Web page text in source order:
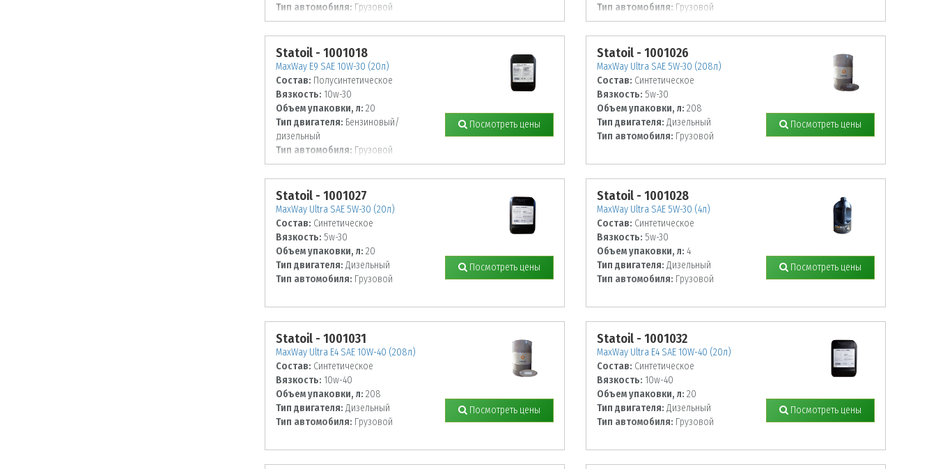
Тип автомобиля: Грузовой
Тип автомобиля: Грузовой
Statoil - 1001018
MaxWay E9 SAE 10W-30 (20л)
Состав: Полусинтетическое
Вязкость: 10w-30
Объем упаковки, л: 20
Тип двигателя: Бензиновый/
дизельный
Тип автомобиля: Грузовой
Посмотреть цены
Statoil - 1001026
MaxWay Ultra SAE 5W-30 (208л)
Состав: Синтетическое
Вязкость: 5w-30
Объем упаковки, л: 208
Тип двигателя: Дизельный
Тип автомобиля: Грузовой
Посмотреть цены
Statoil - 1001027
MaxWay Ultra SAE 5W-30 (20л)
Состав: Синтетическое
Вязкость: 5w-30
Объем упаковки, л: 20
Тип двигателя: Дизельный
Тип автомобиля: Грузовой
Посмотреть цены
Statoil - 1001028
MaxWay Ultra SAE 5W-30 (4л)
Состав: Синтетическое
Вязкость: 5w-30
Объем упаковки, л: 4
Тип двигателя: Дизельный
Тип автомобиля: Грузовой
Посмотреть цены
Statoil - 1001031
MaxWay Ultra E4 SAE 10W-40 (208л)
Состав: Синтетическое
Вязкость: 10w-40
Объем упаковки, л: 208
Тип двигателя: Дизельный
Тип автомобиля: Грузовой
Посмотреть цены
Statoil - 1001032
MaxWay Ultra E4 SAE 10W-40 (20л)
Состав: Синтетическое
Вязкость: 10w-40
Объем упаковки, л: 20
Тип двигателя: Дизельный
Тип автомобиля: Грузовой
Посмотреть цены